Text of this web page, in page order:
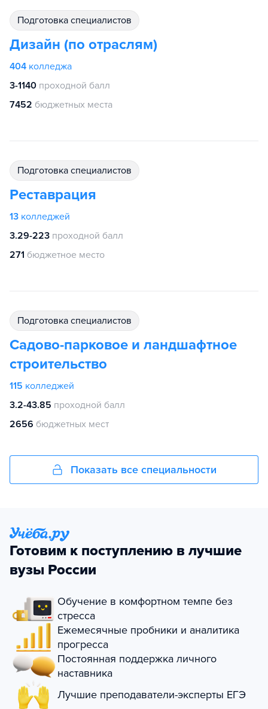
подготовка специалистов
Дизайн (по отраслям)
404 колледжа
3-1140 проходной балл
7452 бюджетных места
подготовка специалистов
Реставрация
13 колледжей
3.29-223 проходной балл
271 бюджетное место
подготовка специалистов
Садово-парковое и ландшафтное
строительство
115 колледжей
3.2-43.85 проходной балл
2656 бюджетных мест
Показать все специальности
Готовим к поступлению в лучшие
вузы России
Обучение в комфортном темпе без
стресса
Ежемесячные пробники и аналитика
прогресса
Постоянная поддержка личного
наставника
Лучшие преподаватели-эксперты ЕГЭ